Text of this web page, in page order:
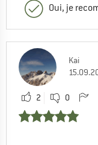
Oui, je
Kai
2 0